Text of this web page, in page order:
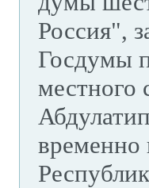
Россия",
Госдумы
местного
временно